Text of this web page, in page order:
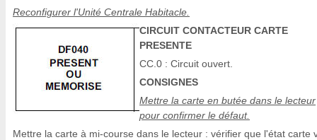
Reconfigurer l'Unité Centrale Habitacle.
CIRCUIT CONTACTEUR CARTE
PRESENTE
CC.0 : Circuit ouvert.
CONSIGNES
Mettre la carte en butée dans le lecteur
pour confirmer le défaut.
Mettre la carte à mi-course dans le lecteur : vérifier que l'état carte